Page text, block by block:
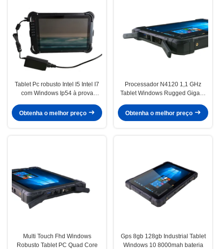
Tablet Pc robusto Intel I5 Intel I7
com Windows Ip54 à prova
Obtenha o melhor preço
Processador N4120 1,1 GHz
Tablet Windows Rugged Gigabit
Obtenha o melhor preço
Multi Touch Fhd Windows
Robusto Tablet PC Quad Core
Gps 8gb 128gb Industrial Tablet
Windows 10 8000mah bateria